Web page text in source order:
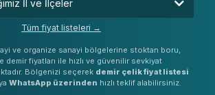
Tüm fiyat listeleri →
ve organize sanayi bölgelerine stoktan boru,
demir fiyatları ile hızlı ve güvenilir sevkiyat
Bölgenizi seçerek demir çelik fiyat listesi
WhatsApp üzerinden hızlı teklif alabilirsiniz.